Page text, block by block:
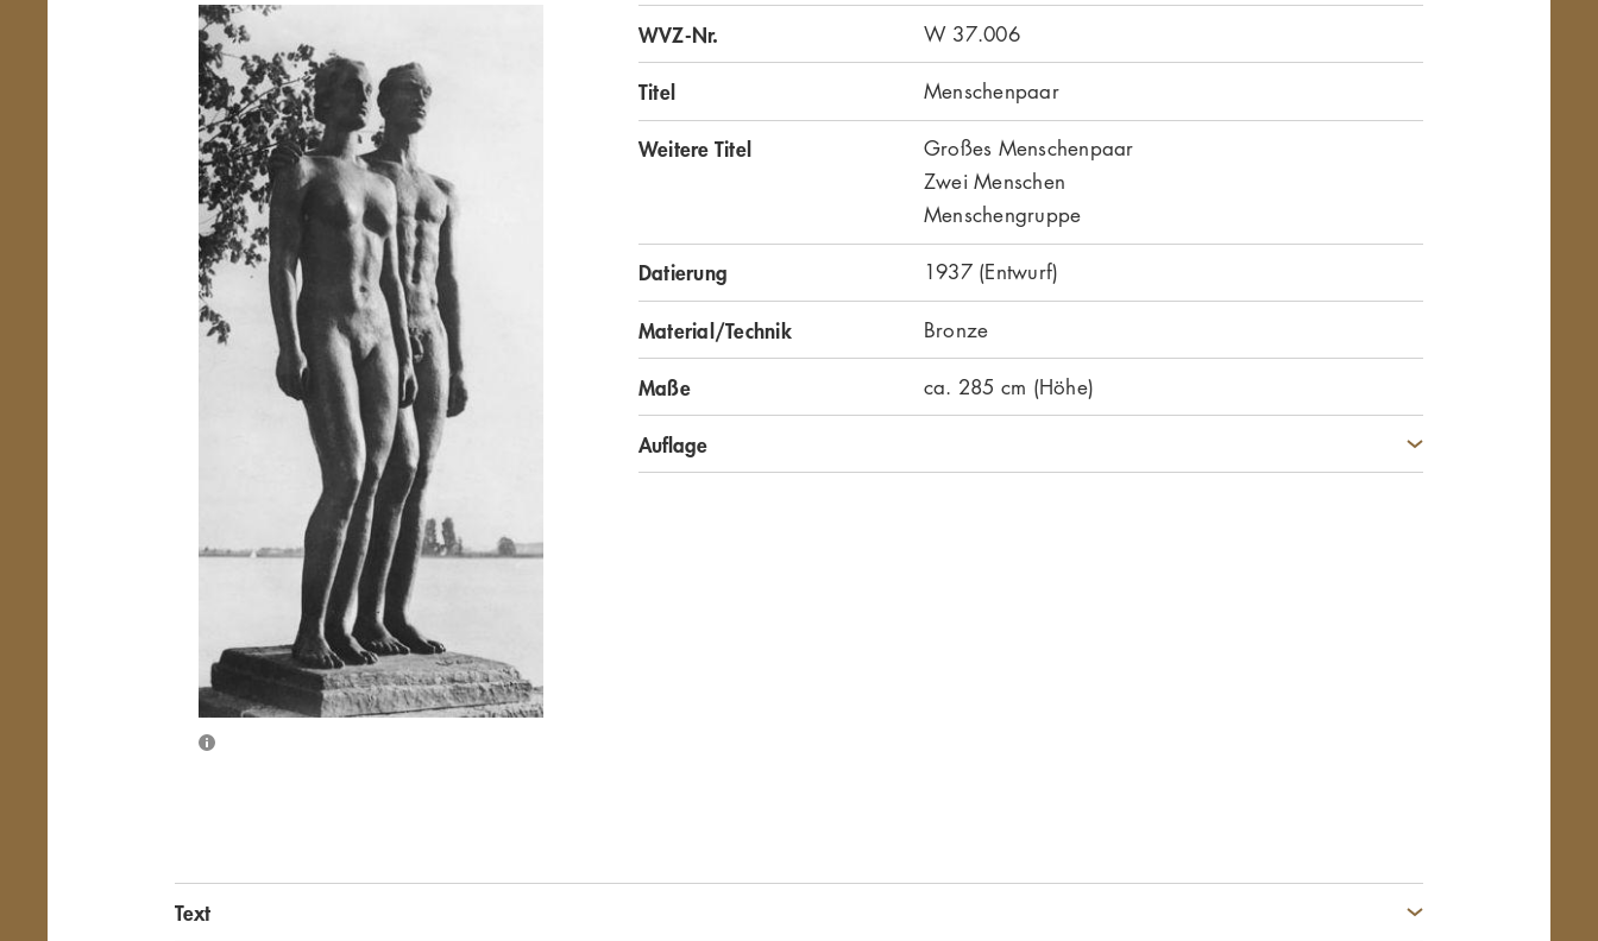
Übersicht schließen WVZ-Nr. W 37.006
Titel Menschenpaar
Weitere Titel
Großes Menschenpaar
Zwei Menschen
Menschengruppe
Datierung 1937 (Entwurf)
Material/Technik Bronze
Maße ca. 285 cm (Höhe)
Auflage
Text